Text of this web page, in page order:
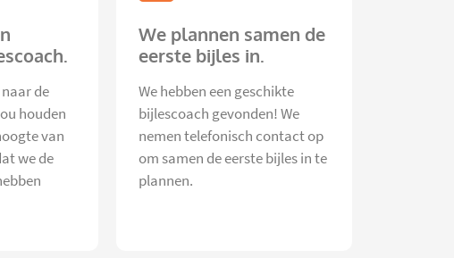
de
houden
van
we de
We plannen samen de
eerste bijles in.
We hebben een geschikte
bijlescoach gevonden! We
nemen telefonisch contact op
om samen de eerste bijles in te
plannen.